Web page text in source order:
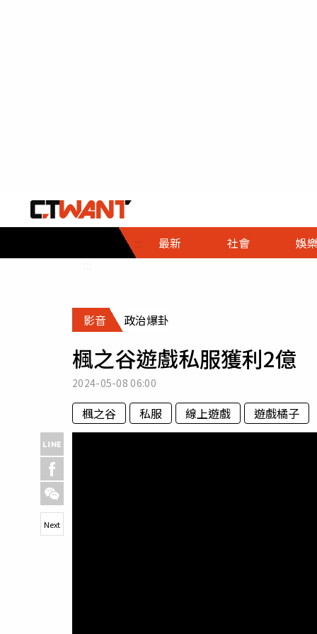
::: 最新 社會
社會首頁
時事
調查
娛樂
娛樂首頁
即時
財經首頁
熱線
專欄
政
影音 政治爆卦
楓之谷遊戲私服獲利2億
2024-05-0806:00
楓之谷 私服 線上遊戲 遊戲橘子
Next